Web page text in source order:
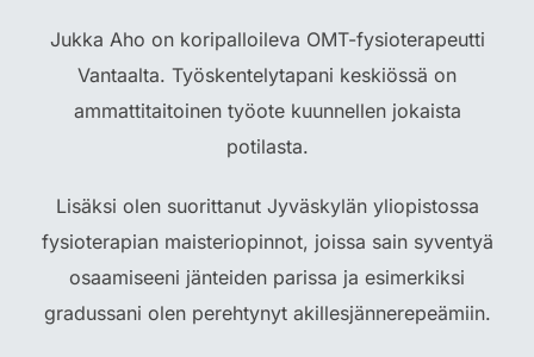
Jukka Aho on koripalloileva OMT-fysioterapeutti
Vantaalta. Työskentelytapani keskiössä on
ammattitaitoinen työote kuunnellen jokaista
potilasta.
Lisäksi olen suorittanut Jyväskylän yliopistossa
fysioterapian maisteriopinnot, joissa sain syventyä
osaamiseeni jänteiden parissa ja esimerkiksi
gradussani olen perehtynyt akillesjännerepeämiin.